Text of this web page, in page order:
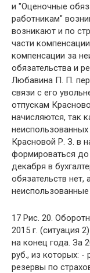
и "Оценочные
работникам"
возникают и по
части
компенсации за
обязательства и
Любавина П. П.
связи с его
отпускам
начисляются, так
Красновой Р. З. в
формироваться
декабря в
обязательств нет,
17 Рис. 20.
2015 г. (ситуация
на конец года. За
руб., из которых: -
резервы по